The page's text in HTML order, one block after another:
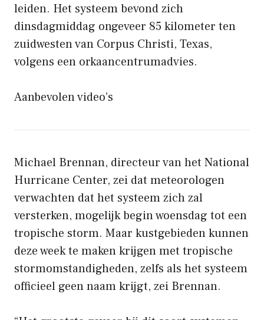
leiden. Het systeem bevond zich
dinsdagmiddag ongeveer 85 kilometer ten
zuidwesten van Corpus Christi, Texas,
volgens een orkaancentrumadvies.
Aanbevolen video’s
Michael Brennan, directeur van het National
Hurricane Center, zei dat meteorologen
verwachten dat het systeem zich zal
versterken, mogelijk begin woensdag tot een
tropische storm. Maar kustgebieden kunnen
deze week te maken krijgen met tropische
stormomstandigheden, zelfs als het systeem
officieel geen naam krijgt, zei Brennan.